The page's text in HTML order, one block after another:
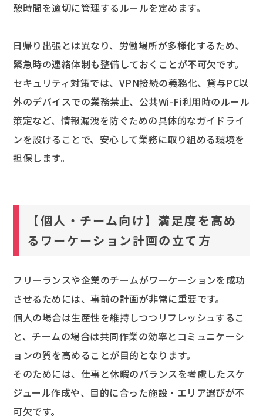
憩時間を適切に管理するルールを定めます。
日帰り出張とは異なり、労働場所が多様化するため、
緊急時の連絡体制も整備しておくことが不可欠です。
セキュリティ対策では、VPN接続の義務化、貸与PC以
外のデバイスでの業務禁止、公共Wi-Fi利用時のルール
策定など、情報漏洩を防ぐための具体的なガイドライ
ンを設けることで、安心して業務に取り組める環境を
担保します。
【個人・チーム向け】満足度を高め
るワーケーション計画の立て方
フリーランスや企業のチームがワーケーションを成功
させるためには、事前の計画が非常に重要です。
個人の場合は生産性を維持しつつリフレッシュするこ
と、チームの場合は共同作業の効率とコミュニケーシ
ョンの質を高めることが目的となります。
そのためには、仕事と休暇のバランスを考慮したスケ
ジュール作成や、目的に合った施設・エリア選びが不
可欠です。